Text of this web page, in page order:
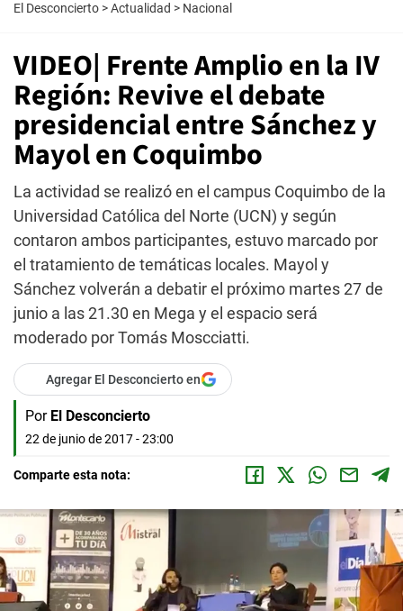
El Desconcierto >Actualidad > Nacional
VIDEO| Frente Amplio en la IV
Región: Revive el debate
presidencial entre Sánchez y
Mayol en Coquimbo
La actividad se realizó en el campus Coquimbo de la
Universidad Católica del Norte (UCN) y según
contaron ambos participantes, estuvo marcado por
el tratamiento de temáticas locales. Mayol y
Sánchez volverán a debatir el próximo martes 27 de
junio a las 21.30 en Mega y el espacio será
moderado por Tomás Moscciatti.
Agregar El Desconcierto en
Por El Desconcierto
22 de junio de 2017 - 23:00
Comparte esta nota: